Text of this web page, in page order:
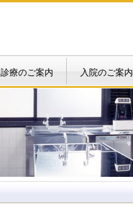
診療のご案内 入院のご案内